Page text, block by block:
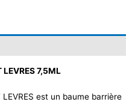
LEVRES 7,5ML
LEVRES est un baume barrière